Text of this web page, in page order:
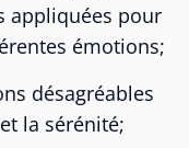
appliquées pour
émotions;
désagréables
la sérénité;